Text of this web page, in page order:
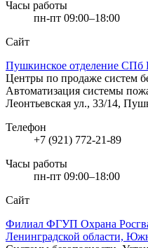
Часы работы
пн-пт 09:00–18:00
Сайт
Пушкинское отделение
Центры по продаже систем
Автоматизация системы
Леонтьевская ул., 33/14,
Телефон
+7 (921) 772-21-89
Часы работы
пн-пт 09:00–18:00
Сайт
Филиал ФГУП Охрана
Ленинградской области,